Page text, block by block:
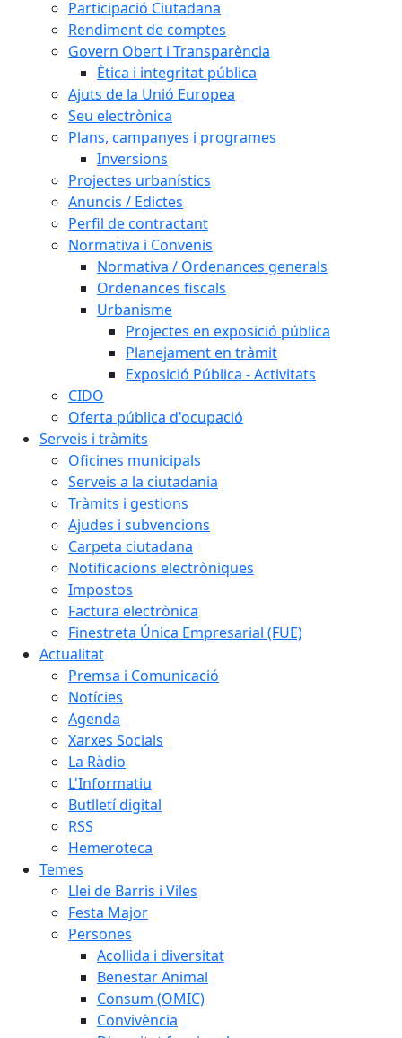
Participació Ciutadana
Rendiment de comptes
Govern Obert i Transparència
Ètica i integritat pública
Ajuts de la Unió Europea
Seu electrònica
Plans, campanyes i programes
Inversions
Projectes urbanístics
Anuncis / Edictes
Perfil de contractant
Normativa i Convenis
Normativa / Ordenances generals
Ordenances fiscals
Urbanisme
Projectes en exposició pública
Planejament en tràmit
Exposició Pública - Activitats
CIDO
Oferta pública d'ocupació
Serveis i tràmits
Oficines municipals
Serveis a la ciutadania
Tràmits i gestions
Ajudes i subvencions
Carpeta ciutadana
Notificacions electròniques
Impostos
Factura electrònica
Finestreta Única Empresarial (FUE)
Actualitat
Premsa i Comunicació
Notícies
Agenda
Xarxes Socials
La Ràdio
L'Informatiu
Butlletí digital
RSS
Hemeroteca
Temes
Llei de Barris i Viles
Festa Major
Persones
Acollida i diversitat
Benestar Animal
Consum (OMIC)
Convivència